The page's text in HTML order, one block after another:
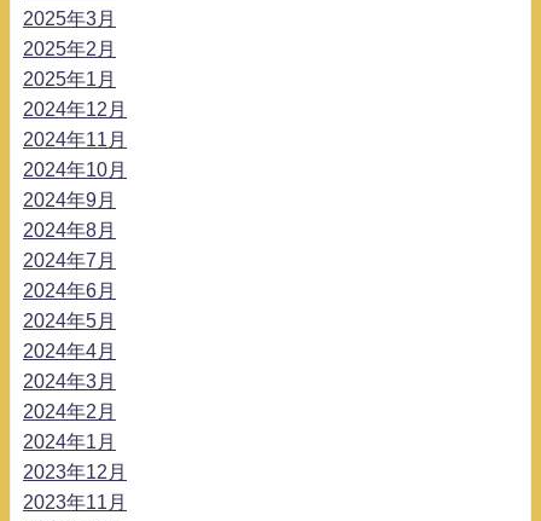
2025年3月
2025年2月
2025年1月
2024年12月
2024年11月
2024年10月
2024年9月
2024年8月
2024年7月
2024年6月
2024年5月
2024年4月
2024年3月
2024年2月
2024年1月
2023年12月
2023年11月